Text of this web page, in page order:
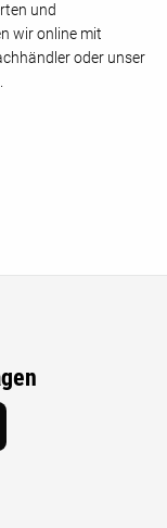
und
wir online mit
oder unser